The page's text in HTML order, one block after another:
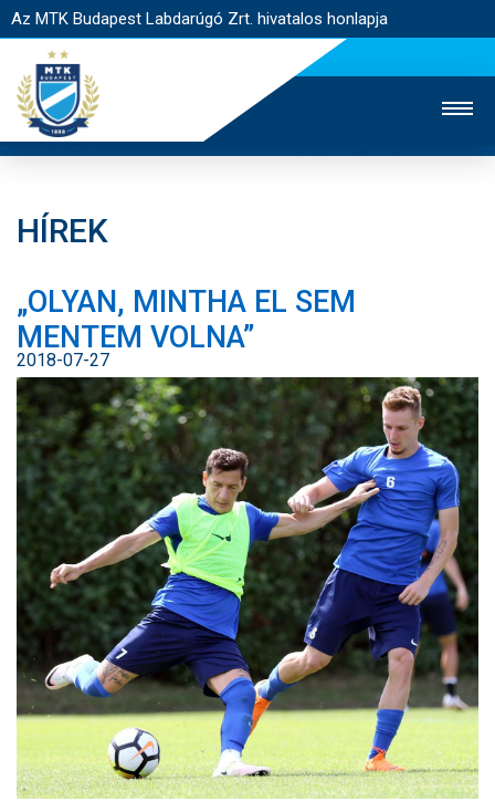
Az MTK Budapest Labdarúgó Zrt. hivatalos honlapja
JEGYÉRTÉKESÍTÉS
WEBSHOP
STADION
EGYESÜLET
NYITÓLAP
HÍREK
CSAPATOK
MÉRKŐZÉSEK
KLUB
GALÉRIA
SZURKOLÓI ÉLMÉNYEK
AKKREDITÁCIÓ
HÍREK
„OLYAN, MINTHA EL SEM
MENTEM VOLNA”
2018-07-27